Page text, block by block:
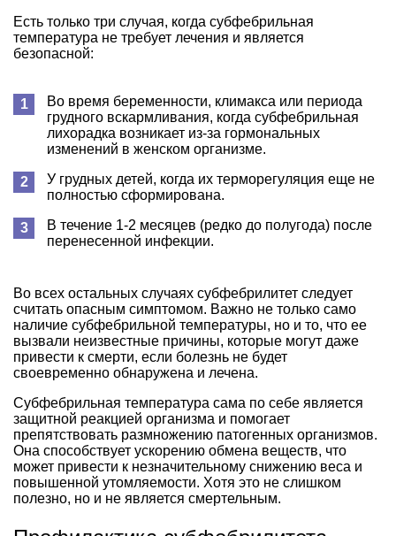
Есть только три случая, когда субфебрильная
температура не требует лечения и является
безопасной:
Во время беременности, климакса или периода
грудного вскармливания, когда субфебрильная
лихорадка возникает из-за гормональных
изменений в женском организме.
У грудных детей, когда их терморегуляция еще не
полностью сформирована.
В течение 1-2 месяцев (редко до полугода) после
перенесенной инфекции.
Во всех остальных случаях субфебрилитет следует
считать опасным симптомом. Важно не только само
наличие субфебрильной температуры, но и то, что ее
вызвали неизвестные причины, которые могут даже
привести к смерти, если болезнь не будет
своевременно обнаружена и лечена.
Субфебрильная температура сама по себе является
защитной реакцией организма и помогает
препятствовать размножению патогенных организмов.
Она способствует ускорению обмена веществ, что
может привести к незначительному снижению веса и
повышенной утомляемости. Хотя это не слишком
полезно, но и не является смертельным.